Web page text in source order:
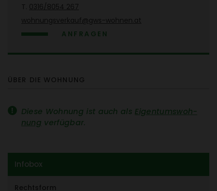
T. 0316/​8054 267
wohnungs­ver­kauf@gws-wohnen.at
ANFRAGEN
ÜBER DIE WOHNUNG
Diese Wohnung ist auch als Eigen­tums­woh­
nung verfügbar.
Infobox
Rechts­form